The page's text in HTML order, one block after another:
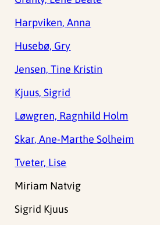
Harpviken, Anna
Husebø, Gry
Jensen, Tine Kristin
Kjuus, Sigrid
Løwgren, Ragnhild Holm
Skar, Ane-Marthe Solheim
Tveter, Lise
Miriam Natvig
Sigrid Kjuus